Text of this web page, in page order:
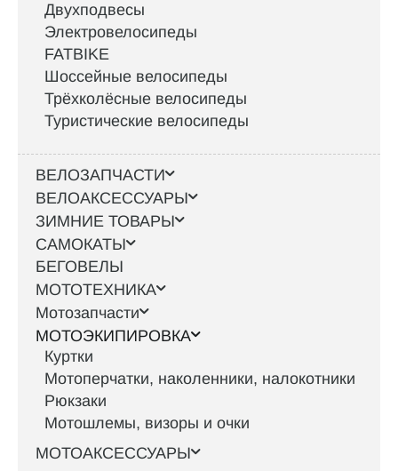
Двухподвесы
Электровелосипеды
FATBIKE
Шоссейные велосипеды
Трёхколёсные велосипеды
Туристические велосипеды
ВЕЛОЗАПЧАСТИ
ВЕЛОАКСЕССУАРЫ
ЗИМНИЕ ТОВАРЫ
САМОКАТЫ
БЕГОВЕЛЫ
МОТОТЕХНИКА
Мотозапчасти
МОТОЭКИПИРОВКА
Куртки
Мотоперчатки, наколенники, налокотники
Рюкзаки
Мотошлемы, визоры и очки
МОТОАКСЕССУАРЫ